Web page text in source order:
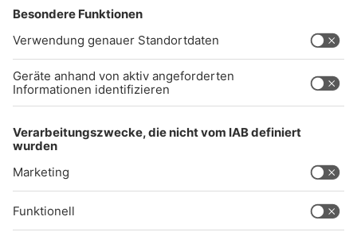
Impressum
Audiothek
Unexpected Application Error!